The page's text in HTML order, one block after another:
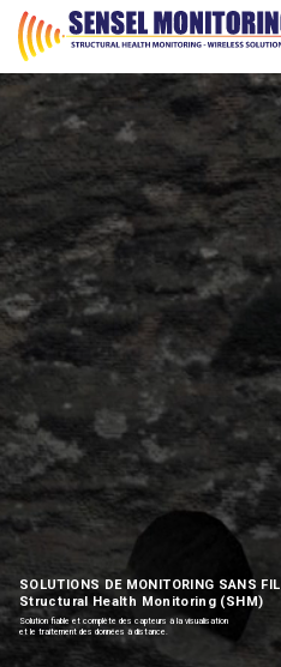
SOLUTIONS DE MONITORING SANS FIL
Structural Health Monitoring (SHM)
Solution fiable et complète des capteurs à la visualisation
et le traitement des données à distance.